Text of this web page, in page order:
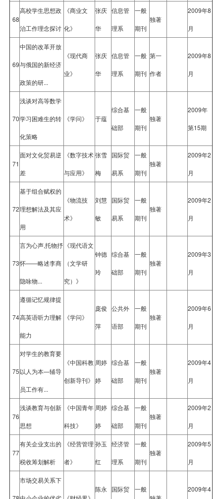
68
高校学生思想政
治工作理念探讨
《商业文
化》
张庆
华
信息管
理系
一般
期刊
独著
2009年8
月
69
中国的改革开放
与俄国的新经济
政策的研...
《现代商
业》
张庆
华
信息管
理系
一般
期刊
第一
作者
2009年8
月
70
浅谈对高等数学
学习困难生的转
化策略
《学问》 于蕴
综合基
础部
一般
期刊
独著
2009年
第15期
71
面对文化贸易逆
差
《数字技术
与应用》
张雪
梅
国际贸
易系
一般
期刊
独著
2009年2
月
72
基于组合赋权的
理想解法及其应
用
《物流技
术》
刘慧
敏
国际贸
易系
一般
期刊
独著
2009年2
月
73
言为心声,托物抒
怀——略述李商
隐咏物...
《现代语文
（文学研
究）》
钟德
玲
综合基
础部
一般
期刊
独著
2009年3
月
74
遵循记忆规律提
高英语听力理解
能力
《学问》
庞俊
萍
公共外
语部
一般
期刊
独著
2009年6
月
75
对学生的教育要
以人为本—辅导
员工作有...
《中国科教
创新导刊》
周婷
婷
综合基
础部
一般
期刊
独著
2009年4
月
76
浅谈教育与创新
思想
《中国青年
科技》
周婷
婷
综合基
础部
一般
期刊
独著
2009年2
月
77
有关企业支出的
税收筹划解析
《经营管理
者》
孙玉
红
经济管
理系
一般
期刊
独著
2009年5
月
市场交易关系下
陈永 国际贸
一般
2009年4